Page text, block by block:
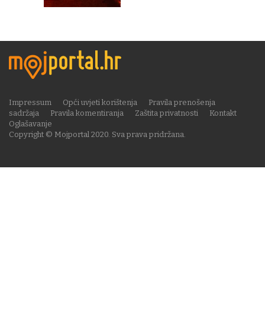
Copyright © Mojportal 2020. Sva prava pridržana.
Impressum Opći uvjeti korištenja
Pravila prenošenja
sadržaja
Pravila komentiranja Zaštita privatnosti
Kontakt
Oglašavanje